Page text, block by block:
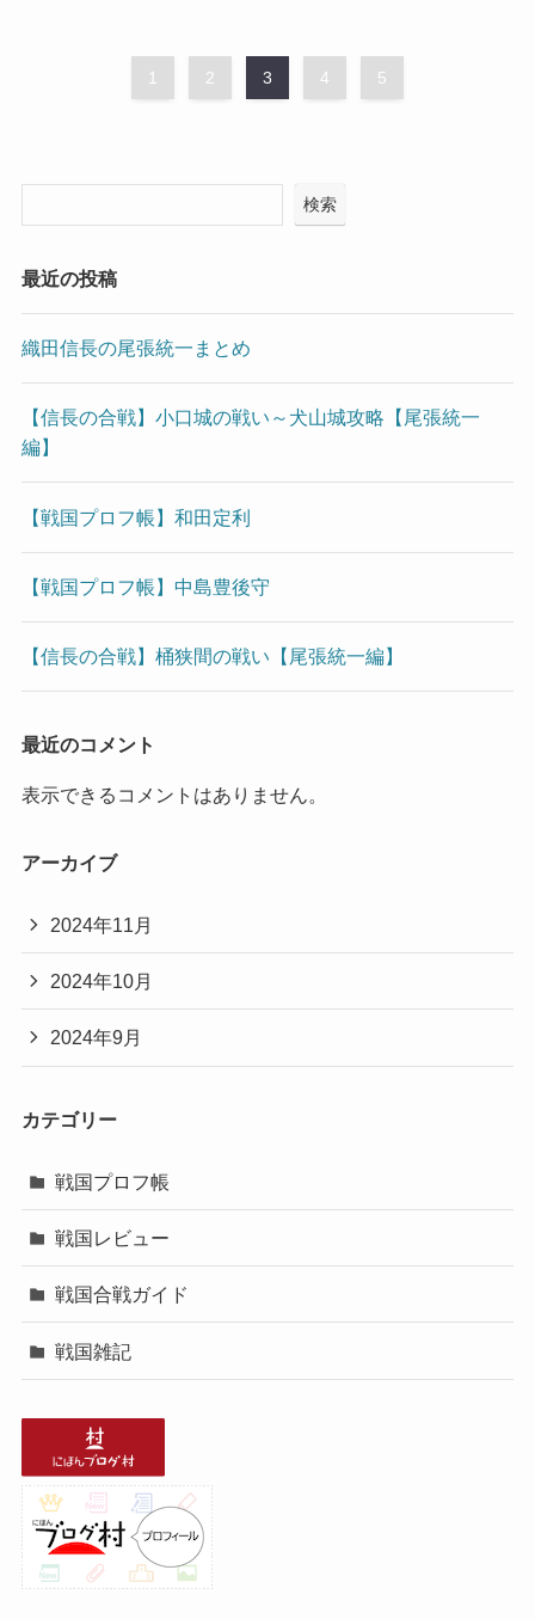
1 2 3 4 5
検索
最近の投稿
織田信長の尾張統一まとめ
【信長の合戦】小口城の戦い～犬山城攻略【尾張統一
編】
【戦国プロフ帳】和田定利
【戦国プロフ帳】中島豊後守
【信長の合戦】桶狭間の戦い【尾張統一編】
最近のコメント
表示できるコメントはありません。
アーカイブ
2024年11月
2024年10月
2024年9月
カテゴリー
戦国プロフ帳
戦国レビュー
戦国合戦ガイド
戦国雑記